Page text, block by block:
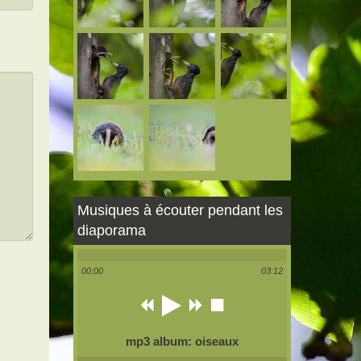
Musiques à écouter pendant les
diaporama
00:00 03:12
mp3 album: oiseaux